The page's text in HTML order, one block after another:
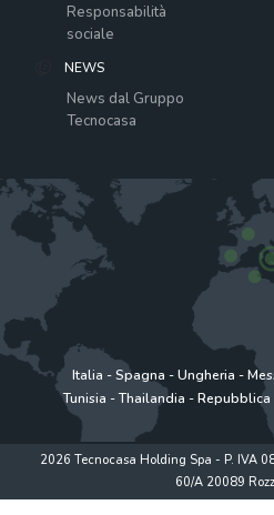
Responsabilità
sociale
NEWS
News dal Gruppo
Tecnocasa
Italia -Spagna -Ungheria -
Tunisia -Thailandia -Repubblica
2026 Tecnocasa Holding Spa - P. IVA
60/A 20089